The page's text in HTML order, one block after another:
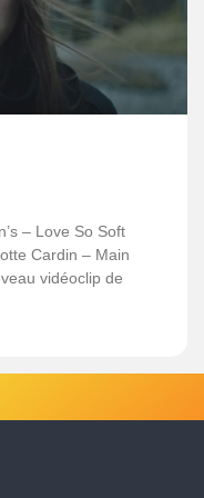
– Love So Soft
Cardin – Main
vidéoclip de